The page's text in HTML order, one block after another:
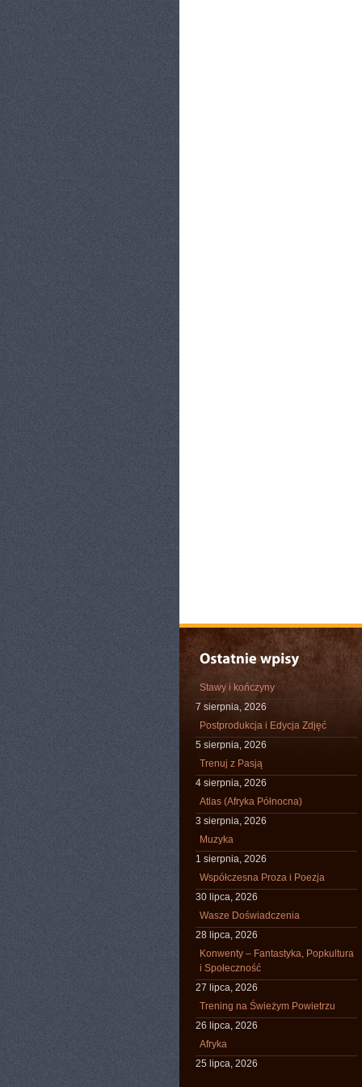
Stawy i kończyny
7 sierpnia, 2026
Postprodukcja i Edycja Zdjęć
5 sierpnia, 2026
Trenuj z Pasją
4 sierpnia, 2026
Atlas (Afryka Północna)
3 sierpnia, 2026
Muzyka
1 sierpnia, 2026
Współczesna Proza i Poezja
30 lipca, 2026
Wasze Doświadczenia
28 lipca, 2026
Konwenty – Fantastyka, Popkultura
i Społeczność
27 lipca, 2026
Trening na Świeżym Powietrzu
26 lipca, 2026
Afryka
25 lipca, 2026